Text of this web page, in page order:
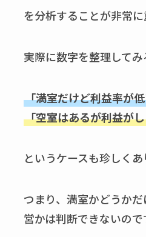
を分析することが非常に
実際に数字を整理してみ
「満室だけど利益率が
「空室はあるが利益が
というケースも珍しくあ
つまり、満室かどうか
営かは判断できないので